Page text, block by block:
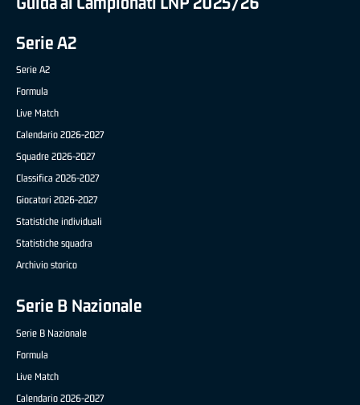
Serie A2
Serie A2
Formula
Live Match
Calendario 2026-2027
Squadre 2026-2027
Classifica 2026-2027
Giocatori 2026-2027
Statistiche individuali
Statistiche squadra
Archivio storico
Serie B Nazionale
Serie B Nazionale
Formula
Live Match
Calendario 2026-2027